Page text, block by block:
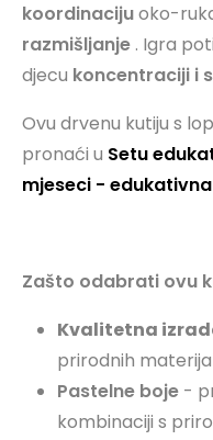
koordinacijuoko-
razmišljanje . Igra
djecu koncentraciji i
Ovu drvenu kutiju s
pronaći u Setu
mjeseci -
Zašto odabrati ovu
Kvalitetna
prirodnih
Pastelne boje -
kombinaciji s